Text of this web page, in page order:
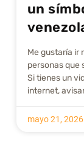
un
Me gustarí­a ir
personas que
Si tienes un
internet,
mayo 21, 2026